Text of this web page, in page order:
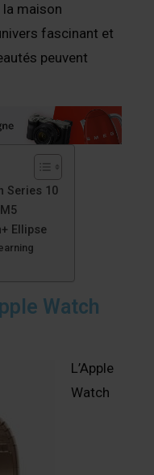
maison
fascinant et
peuvent
Series 10
Ellipse
Watch
L’Apple
Watch